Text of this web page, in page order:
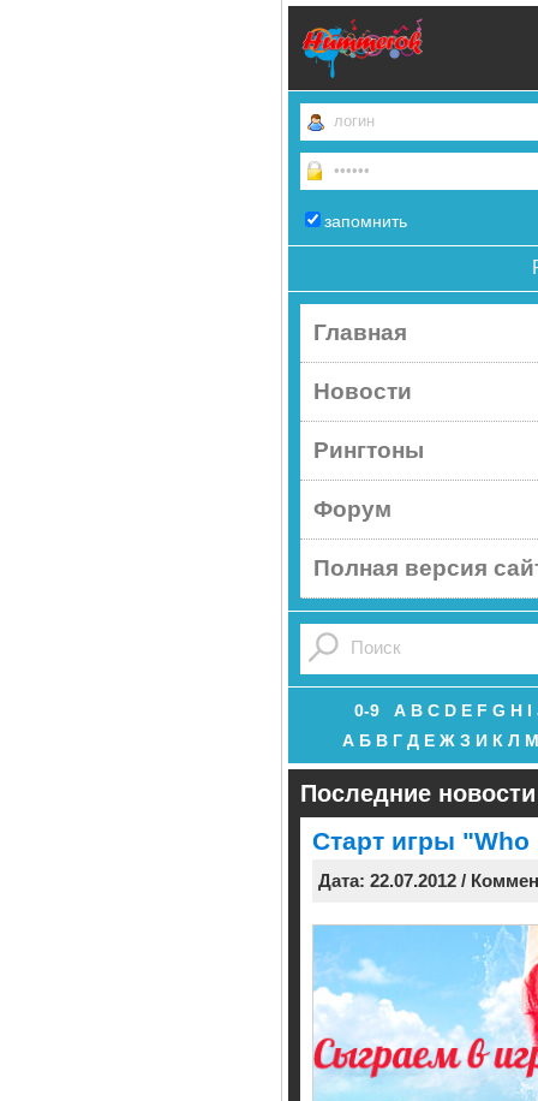
запомнить
Главная
Новости
Рингтоны
Форум
Полная версия
0-9 A B C D E F G H I
А Б В Г Д Е Ж З И К Л М
Последние новости
Старт игры
Дата: 22.07.2012 /